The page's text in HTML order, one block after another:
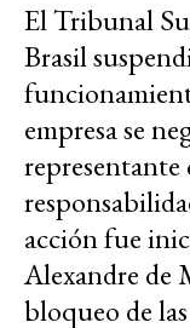
El Tribunal
Brasil
empresa se
representante
acción fue
Alexandre de
bloqueo de